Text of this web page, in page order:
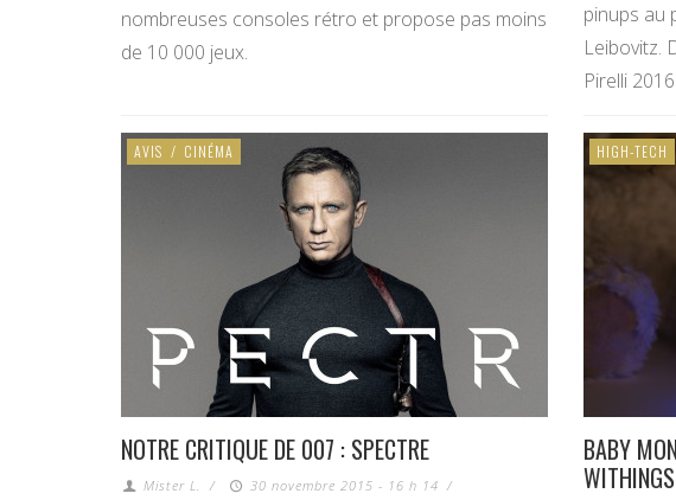
nombreuses consoles rétro et propose pas moins
de 10 000 jeux.
pinups au
Leibovitz.
Pirelli 2016.
AVIS / CINÉMA
NOTRE CRITIQUE DE 007 : SPECTRE
Mister L. / 30 novembre 2015 - 16 h 14 /
HIGH-TECH
BABY
WITHINGS